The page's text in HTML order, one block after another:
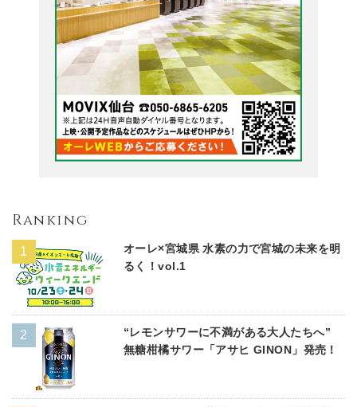
Ranking
オーレ×宮城県 水素の力で宮城の未来を明
るく！vol.1
“レモンサワーに不満がある大人たちへ”
無糖柑橘サワー「アサヒ GINON」発売！